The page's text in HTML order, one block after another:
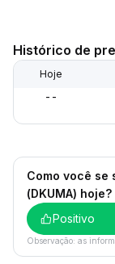
Histórico de
Hoje
--
Como você se
(DKUMA) hoje?
Positivo
Observação: as